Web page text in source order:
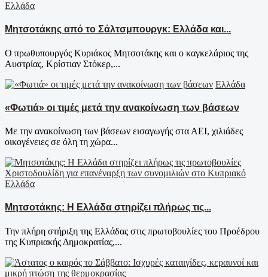
Ελλάδα
Μητσοτάκης από το Σάλτσμπουργκ: Ελλάδα και...
Ο πρωθυπουργός Κυριάκος Μητσοτάκης και ο καγκελάριος της
Αυστρίας, Κρίστιαν Στόκερ,...
Ελλάδα
«Φωτιά» οι τιμές μετά την ανακοίνωση των βάσεων
Με την ανακοίνωση των βάσεων εισαγωγής στα ΑΕΙ, χιλιάδες
οικογένειες σε όλη τη χώρα...
Ελλάδα
Μητσοτάκης: Η Ελλάδα στηρίζει πλήρως τις...
Την πλήρη στήριξη της Ελλάδας στις πρωτοβουλίες του Προέδρου
της Κυπριακής Δημοκρατίας,...